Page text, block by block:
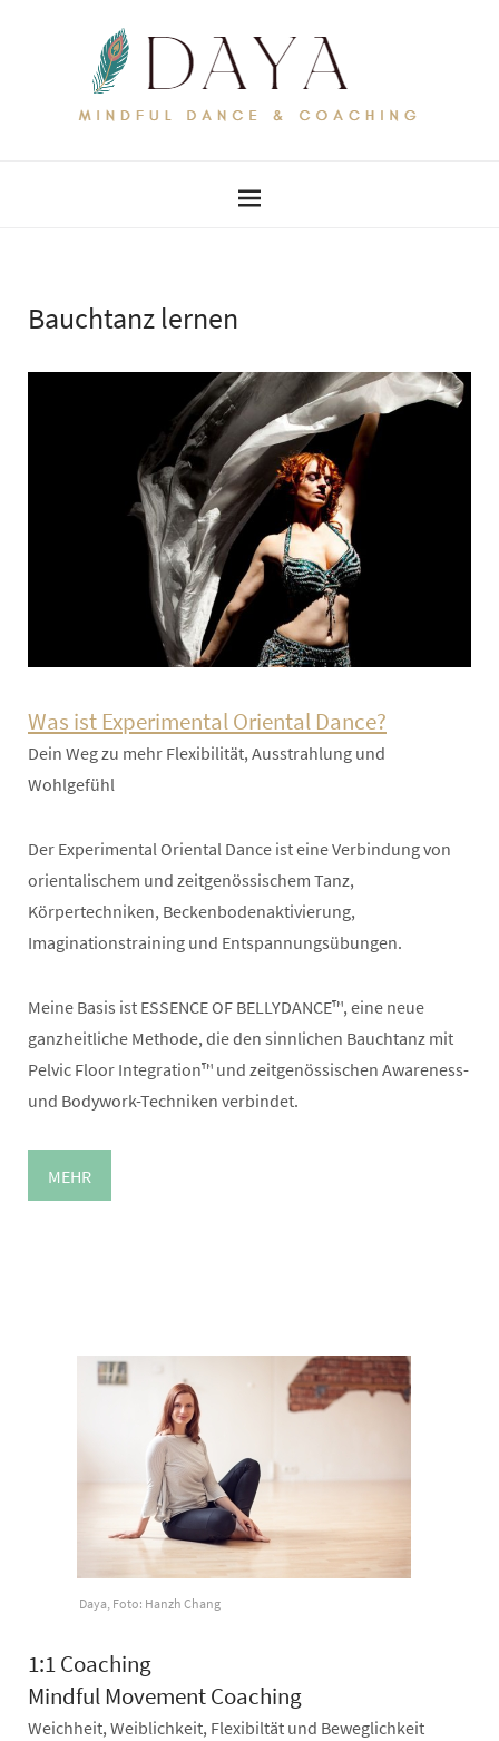
Bauchtanz lernen
Was ist Experimental Oriental Dance?
Dein Weg zu mehr Flexibilität, Ausstrahlung und
Wohlgefühl
Der Experimental Oriental Dance ist eine Verbindung von
orientalischem und zeitgenössischem Tanz,
Körpertechniken, Beckenbodenaktivierung,
Imaginationstraining und Entspannungsübungen.
Meine Basis ist ESSENCE OF BELLYDANCE™, eine neue
ganzheitliche Methode, die den sinnlichen Bauchtanz mit
Pelvic Floor Integration™ und zeitgenössischen Awareness-
und Bodywork-Techniken verbindet.
MEHR
Daya, Foto: Hanzh Chang
1:1 Coaching
Mindful Movement Coaching
Weichheit, Weiblichkeit, Flexibiltät und Beweglichkeit